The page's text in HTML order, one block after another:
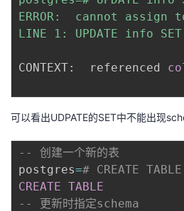
ERROR:  cannot
LINE 1: UPDATE info
CONTEXT:  referenced
可以看出UDPATE的SET中不能出现
-- 创建一个新的表
postgres=# CREATE
CREATE TABLE
-- 更新时指定schema